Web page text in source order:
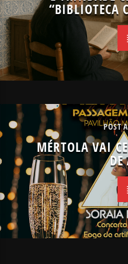
“BIBLIOTECA
POST
MÉRTOLA VAI